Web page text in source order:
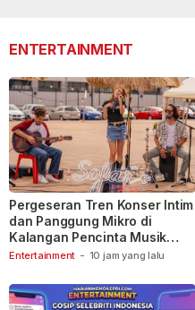
ENTERTAINMENT
Entertainment - 10 jam yang lalu
Pergeseran Tren Konser Intim
dan Panggung Mikro di
Kalangan Pencinta Musik
Indonesia